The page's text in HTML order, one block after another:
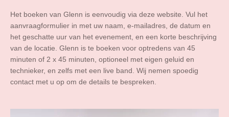
Het boeken van Glenn is eenvoudig via deze website. Vul het
aanvraagformulier in met uw naam, e-mailadres, de datum en
het geschatte uur van het evenement, en een korte beschrijving
van de locatie. Glenn is te boeken voor optredens van 45
minuten of 2 x 45 minuten, optioneel met eigen geluid en
technieker, en zelfs met een live band. Wij nemen spoedig
contact met u op om de details te bespreken.